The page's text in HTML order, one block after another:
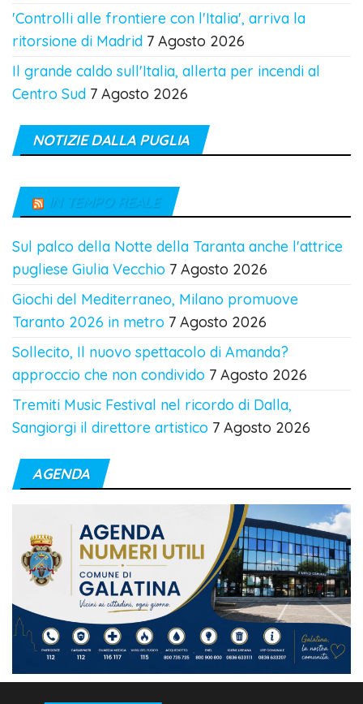
'Controlli alle frontiere con l'Italia', arriva la
ritorsione di Madrid 7 Agosto 2026
Il grande caldo sull'Italia, allerta per incendi al
Centro Sud 7 Agosto 2026
NOTIZIE DALLA PUGLIA
IN TEMPO REALE
Sul palco della Notte della Taranta anche l'attrice
pugliese Giulia Vecchio 7 Agosto 2026
Giochi del Mediterraneo, Milano promuove
Taranto 2026 in metro 7 Agosto 2026
Sollecito, Il nuovo spettacolo di Amanda?
approccio che non condivido 7 Agosto 2026
Tremiti Music Festival nel ricordo di Dalla,
Sangiorgi il direttore artistico 7 Agosto 2026
AGENDA